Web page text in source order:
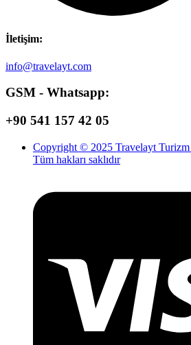
İletişim:
info@travelayt.com
GSM - Whatsapp:
+90 541 157 42 05
Copyright © 2025 Travelayt
Tüm hakları saklıdır